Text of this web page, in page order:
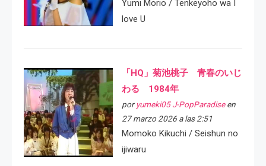
Yumi Morio / Tenkeyoho wa I
love U
「HQ」菊池桃子 青春のいじ
わる 1984年
por yumeki05 J-PopParadiseen
27 marzo 2026 a las 2:51
Momoko Kikuchi / Seishun no
ijiwaru